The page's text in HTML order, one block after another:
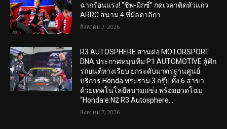
ฉากร้อนแรง! “ชิพ-มิกซ์” กดเวลาติดหัวแถว
ARRC สนาม 4 ที่มัลดาลิกา
สิงหาคม 7, 2026
R3 AUTOSPHERE สานต่อ MOTORSPORT
DNA ประกาศหนุนทีม P1 AUTOMOTIVE สู้ศึก
รถยนต์ทางเรียบ ยกระดับมาตรฐานศูนย์
บริการ Honda พระราม 3 กรุ๊ป ทั้ง 6 สาขา
ด้วยเทคโนโลยีสนามแข่ง พร้อมอวดโฉม
“Honda e:N2 R3 Autosphere...
สิงหาคม 7, 2026